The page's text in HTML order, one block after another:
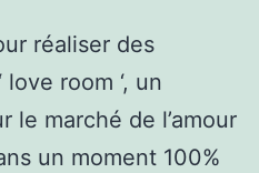
réaliser des
room ‘, un
le marché de l’amour
un moment 100%